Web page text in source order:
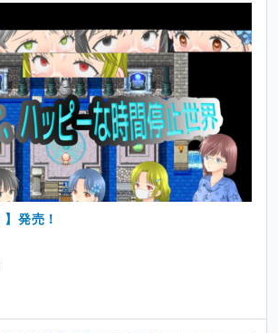
ゃんはRAIKO様の立ち絵を使わせていた
URL: https://raiko.booth.pm/)
https://raiko.booth.pm/)
おび様の立ち絵素材 女性02（ファンタ
ツノありを使わせていただいておりま
さる皆様誠にありがとうございます。
リースには皆様の協力が欠かせません。
】発売！